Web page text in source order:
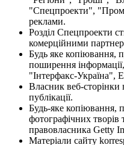
"Спецпроекти",
реклами.
Розділ Спецпроекти
комерційними
Будь яке копіювання,
поширення
"Інтерфакс-Україна",
Власник веб-сторінки
публікації.
Будь-яке копіювання,
фотографічних творів
правовласника Getty
Матеріали сайту